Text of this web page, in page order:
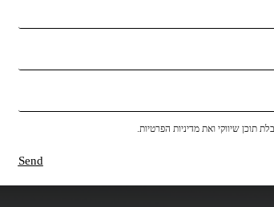
תוכן שיווקי ואת מדיניות הפרטיות.
Send